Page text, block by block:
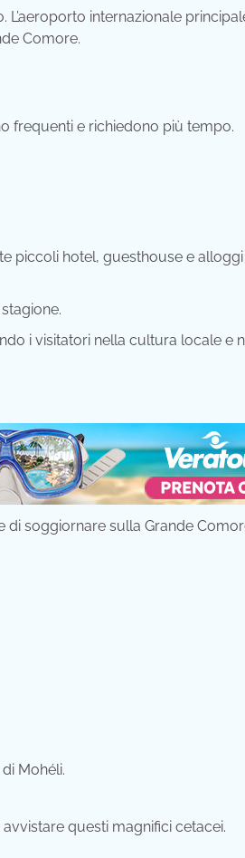
internazionale
Comore.
frequenti e richiedono più tempo.
piccoli hotel, guesthouse e
i visitatori nella cultura locale e
soggiornare sulla Grande
Mohéli.
questi magnifici cetacei.